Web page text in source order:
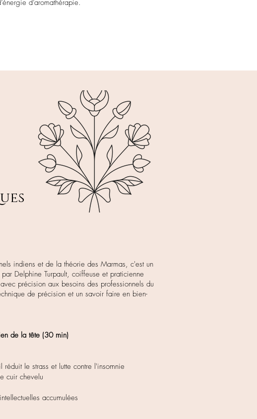
d’aromathérapie.
indiens et de la théorie des Marmas, c'est un
Delphine Turpault, coiffeuse et praticienne
précision aux besoins des professionnels du
de précision et un savoir faire en bien-
de la tête (30 min)
réduit le strass et lutte contre l'insomnie
cuir chevelu
accumulées